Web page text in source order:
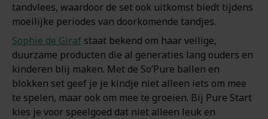
tandvlees, waardoor de set ook uitkomst biedt tijdens
moeilijke periodes van doorkomende tandjes.
Sophie de Giraf staat bekend om haar veilige,
duurzame producten die al generaties lang ouders en
kinderen blij maken. Met de So’Pure ballen en
blokken set geef je je kindje niet alleen iets om mee
te spelen, maar ook om mee te groeien. Bij Pure Start
kies je voor speelgoed dat niet alleen leuk en